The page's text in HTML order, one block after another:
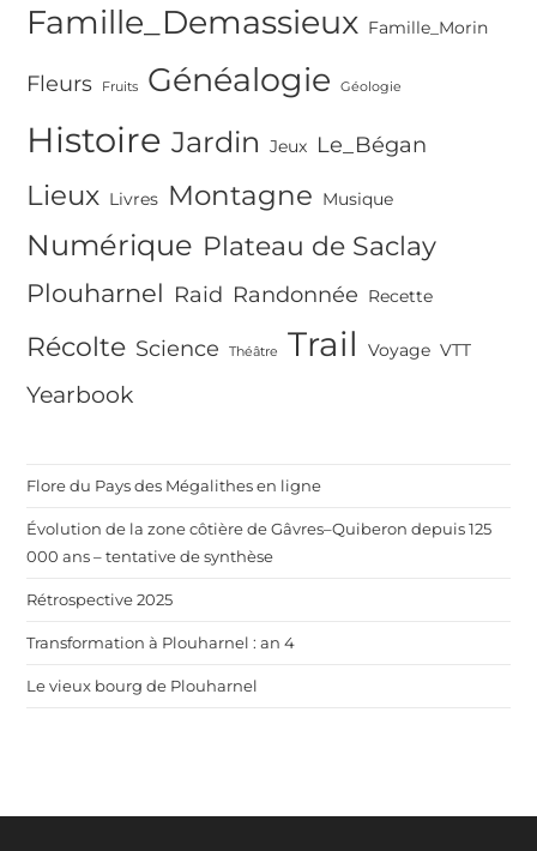
Famille_Demassieux Famille_Morin
Fleurs Fruits Généalogie Géologie
Histoire Jardin Jeux Le_Bégan
Lieux Livres Montagne Musique
Numérique Plateau de Saclay
Plouharnel Raid Randonnée Recette
Récolte Science Théâtre Trail Voyage VTT
Yearbook
Flore du Pays des Mégalithes en ligne
Évolution de la zone côtière de Gâvres–Quiberon depuis 125
000 ans – tentative de synthèse
Rétrospective 2025
Transformation à Plouharnel : an 4
Le vieux bourg de Plouharnel